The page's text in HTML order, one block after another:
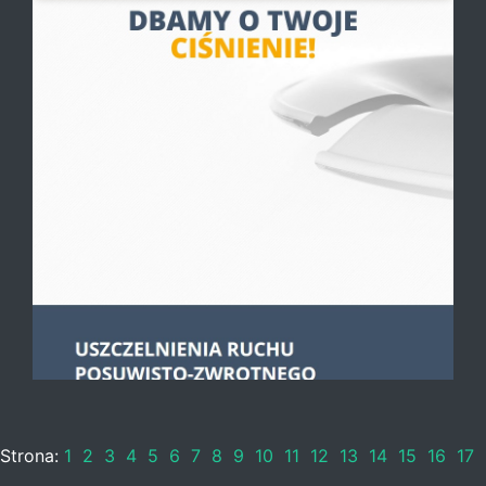
Strona: 1 2 3 4 5 6 7 8 9 10 11 12 13 14 15 16 17